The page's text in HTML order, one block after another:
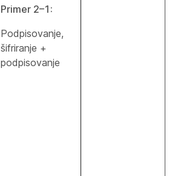
Primer 2–1:
Podpisovanje,
šifriranje +
podpisovanje